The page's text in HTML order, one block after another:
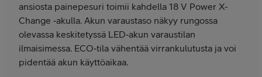
ansiosta painepesuri toimii kahdella 18 V Power X-
Change ‑akulla. Akun varaustaso näkyy rungossa
olevassa keskitetyssä LED‑akun varaustilan
ilmaisimessa. ECO‑tila vähentää virrankulutusta ja voi
pidentää akun käyttöaikaa.